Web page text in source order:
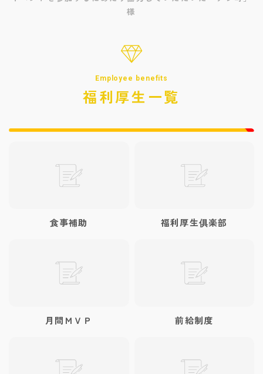
様
Employee benefits
福利厚生一覧
食事補助 福利厚生俱楽部
月間ＭＶＰ 前給制度